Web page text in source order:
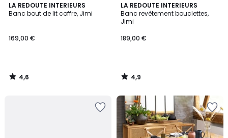
LA REDOUTE INTERIEURS
Banc bout de lit coffre, Jimi
169,00 €
4,6
/ 5
4,6
/
LA REDOUTE INTERIEURS
Banc revêtement bouclettes,
Jimi
189,00 €
4,9
/ 5
4,9
/